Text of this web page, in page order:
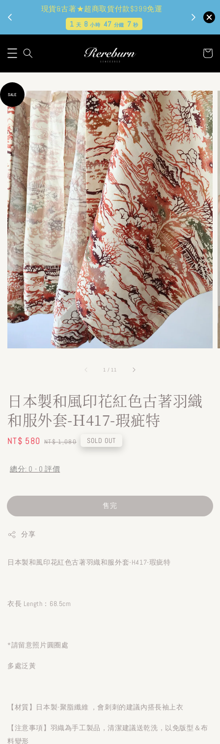
現貨&古著★超商取貨付款$399免運
1 天 8小時 47 分鐘 6 秒
1 / 11
SALE
日本製和風印花紅色古著羽織
和服外套-H417-瑕疵特
Sale
NT$ 580 Regular
NT$ 1,080 SOLD OUT
總分: 0 - 0 評價
售完
分享
日本製和風印花紅色古著羽織和服外套-H417-瑕疵特
衣長 Length：68.5cm
*請留意照片圓圈處
多處泛黃
【材質】日本製-聚脂纖維 ，會刺刺的建議內搭長袖上衣
【注意事項】羽織為手工製品，清潔建議送乾洗，以免版型＆布
料變形